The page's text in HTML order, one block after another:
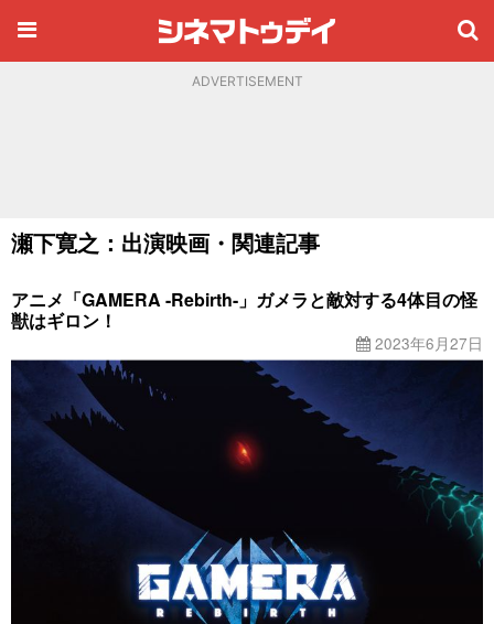
ADVERTISEMENT
瀬下寛之：出演映画・関連記事
アニメ「GAMERA -Rebirth-」ガメラと敵対する4体目の怪
獣はギロン！
2023年6月27日